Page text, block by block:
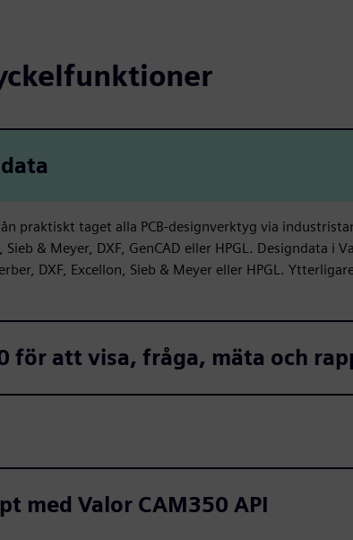
praktiskt taget alla PCB-designverktyg via
& Meyer, DXF, GenCAD eller HPGL. Designdata i
DXF, Excellon, Sieb & Meyer eller HPGL.
för att visa, fråga, mäta och
med Valor CAM350 API